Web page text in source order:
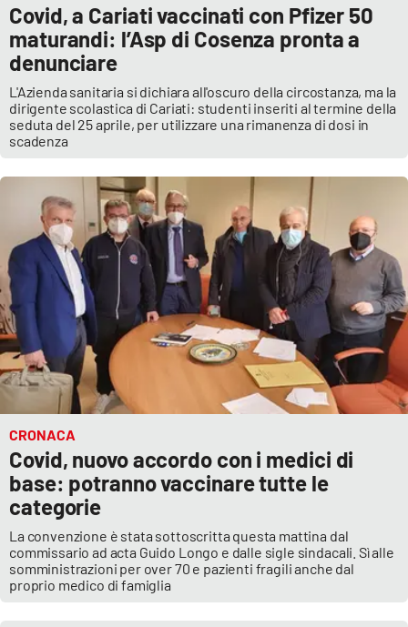
Covid, a Cariati vaccinati con Pfizer 50
maturandi: l’Asp di Cosenza pronta a
denunciare
L'Azienda sanitaria si dichiara all'oscuro della circostanza, ma la
dirigente scolastica di Cariati: studenti inseriti al termine della
seduta del 25 aprile, per utilizzare una rimanenza di dosi in
scadenza
CRONACA
Covid, nuovo accordo con i medici di
base: potranno vaccinare tutte le
categorie
La convenzione è stata sottoscritta questa mattina dal
commissario ad acta Guido Longo e dalle sigle sindacali. Sì alle
somministrazioni per over 70 e pazienti fragili anche dal
proprio medico di famiglia